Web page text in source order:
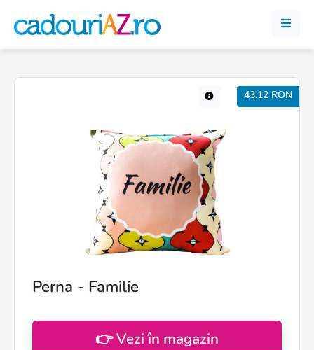
43.12 RON
Perna - Familie
👉 Vezi în magazin